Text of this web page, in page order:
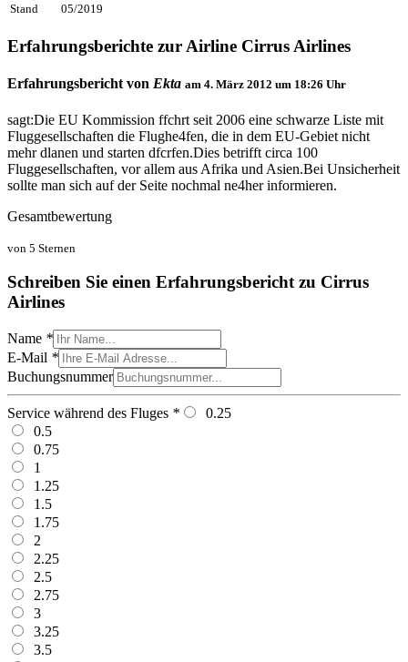
Stand 05/2019
Erfahrungsberichte zur Airline Cirrus Airlines
Erfahrungsbericht von Ekta am 4. März 2012 um 18:26 Uhr
sagt:Die EU Kommission ffchrt seit 2006 eine schwarze Liste mit
Fluggesellschaften die Flughe4fen, die in dem EU-Gebiet nicht
mehr dlanen und starten dfcrfen.Dies betrifft circa 100
Fluggesellschaften, vor allem aus Afrika und Asien.Bei Unsicherheit
sollte man sich auf der Seite nochmal ne4her informieren.
Gesamtbewertung
von 5 Sternen
Schreiben Sie einen Erfahrungsbericht zu Cirrus
Airlines
Name *
E-Mail *
Buchungsnummer
Service während des Fluges *
0.25
0.5
0.75
1
1.25
1.5
1.75
2
2.25
2.5
2.75
3
3.25
3.5